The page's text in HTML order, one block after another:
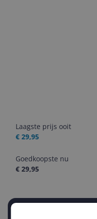
Laagste prijs ooit
€ 29,95
Goedkoopste nu
€ 29,95